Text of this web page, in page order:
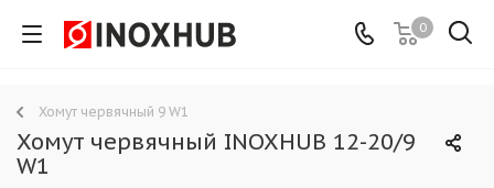
0
Хомут червячный 9 W1
Хомут червячный INOXHUB 12-20/9
W1